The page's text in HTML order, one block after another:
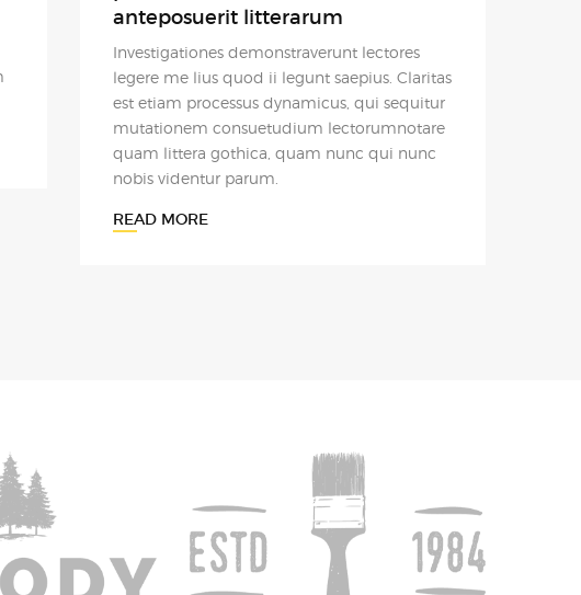
Investigationes demonstraverunt lectores
est etiam processus dynamicus, qui sequitur
mutationem consuetudium lectorumnotare
quam littera gothica, quam nunc qui nunc
nobis videntur parum.
READ MORE